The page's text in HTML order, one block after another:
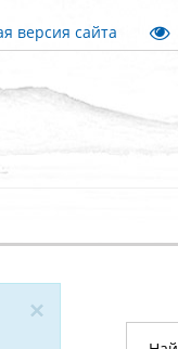
версия сайта
×